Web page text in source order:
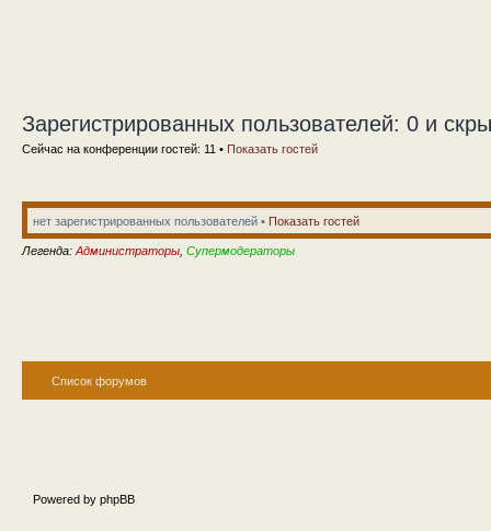
Зарегистрированных пользователей: 0 и
Сейчас на конференции гостей: 11 • Показать гостей
нет зарегистрированных пользователей • Показать гостей
Легенда: Администраторы Супермодераторы
Список форумов
Powered by phpBB